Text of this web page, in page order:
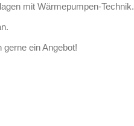
mit Wärmepumpen-Technik.
gerne ein Angebot!